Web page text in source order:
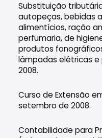
Substituição
autopeças, bebidas
alimentícios, ração
perfumaria, de
produtos
lâmpadas elétricas
2008.
Curso de Extensão
setembro de 2008.
Contabilidade para